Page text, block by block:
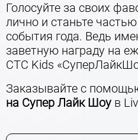
Голосуйте за своих
лично и станьте
события года. Ведь
заветную награду на
СТС Kids
Заказывайте с
на Супер Лайк Шоу в